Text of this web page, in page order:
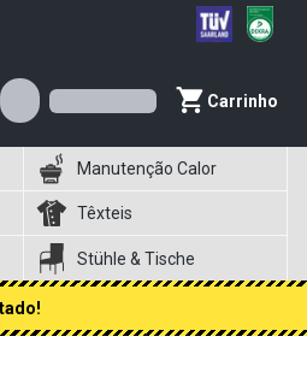
Carrinho
Manutenção Calor
Têxteis
Stühle & Tische